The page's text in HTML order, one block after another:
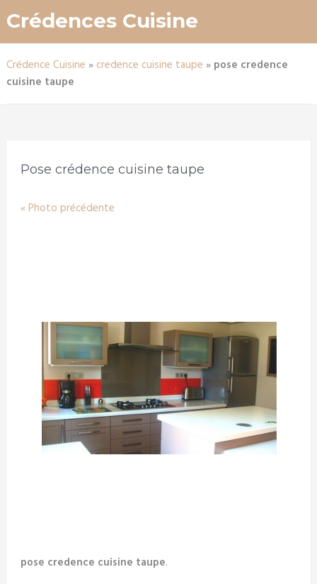
Crédences Cuisine
Crédence Cuisine » credence cuisine taupe » pose credence
cuisine taupe
Pose crédence cuisine taupe
« Photo précédente
pose credence cuisine taupe.